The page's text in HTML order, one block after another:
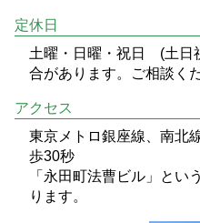
定休日
土曜・日曜・祝日 (土日
合があります。ご相談く
アクセス
東京メトロ銀座線、南北
歩30秒
「永田町法曹ビル」とい
ります。